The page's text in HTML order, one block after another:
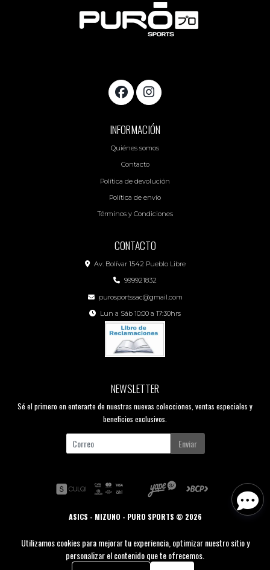
INFORMACIÓN
Quiénes somos
Contacto
Política de devolución
Política de envío
Términos y Condiciones
CONTACTO
Av. Bolívar 1542 Pueblo Libre
999921832
purosportssac@gmail.com
Lun a Sáb 10:00 a 17:30hrs
NEWSLETTER
Sé el primero en enterarte de nuestras nuevas colecciones, ventas especiales y
beneficios exclusivos.
Enviar
ASICS - MIZUNO - PURO SPORTS © 2026
Utilizamos cookies para mejorar tu experiencia, optimizar nuestro sitio y
personalizar el contenido que te ofrecemos.